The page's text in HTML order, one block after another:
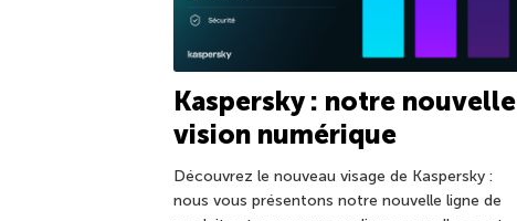
Kaspersky : notre nouvelle
vision numérique
Découvrez le nouveau visage de Kaspersky :
nous vous présentons notre nouvelle ligne de